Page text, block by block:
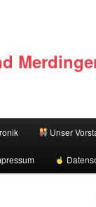
Unser